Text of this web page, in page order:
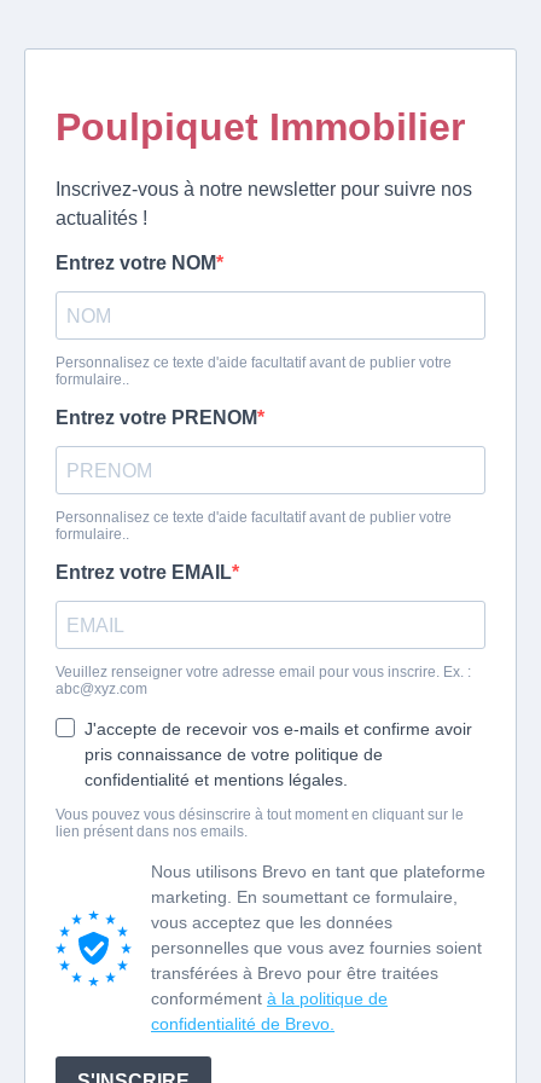
Poulpiquet Immobilier
Inscrivez-vous à notre newsletter pour suivre nos
actualités !
Entrez votre NOM
Personnalisez ce texte d'aide facultatif avant de publier votre
formulaire..
Entrez votre PRENOM
Personnalisez ce texte d'aide facultatif avant de publier votre
formulaire..
Entrez votre EMAIL
Veuillez renseigner votre adresse email pour vous inscrire. Ex. :
abc@xyz.com
J'accepte de recevoir vos e-mails et confirme avoir
pris connaissance de votre politique de
confidentialité et mentions légales.
Vous pouvez vous désinscrire à tout moment en cliquant sur le
lien présent dans nos emails.
Nous utilisons Brevo en tant que plateforme
marketing. En soumettant ce formulaire,
vous acceptez que les données
personnelles que vous avez fournies soient
transférées à Brevo pour être traitées
conformément à la politique de
confidentialité de Brevo.